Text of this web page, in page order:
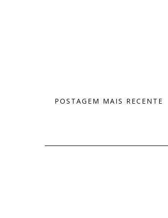
POSTAGEM MAIS RECENTE